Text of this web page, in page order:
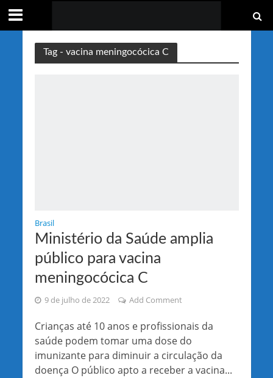
Tag - vacina meningocócica C
Brasil
Ministério da Saúde amplia
público para vacina
meningocócica C
9 de julho de 2022 Add Comment
Crianças até 10 anos e profissionais da
saúde podem tomar uma dose do
imunizante para diminuir a circulação da
doença O público apto a receber a vacina...